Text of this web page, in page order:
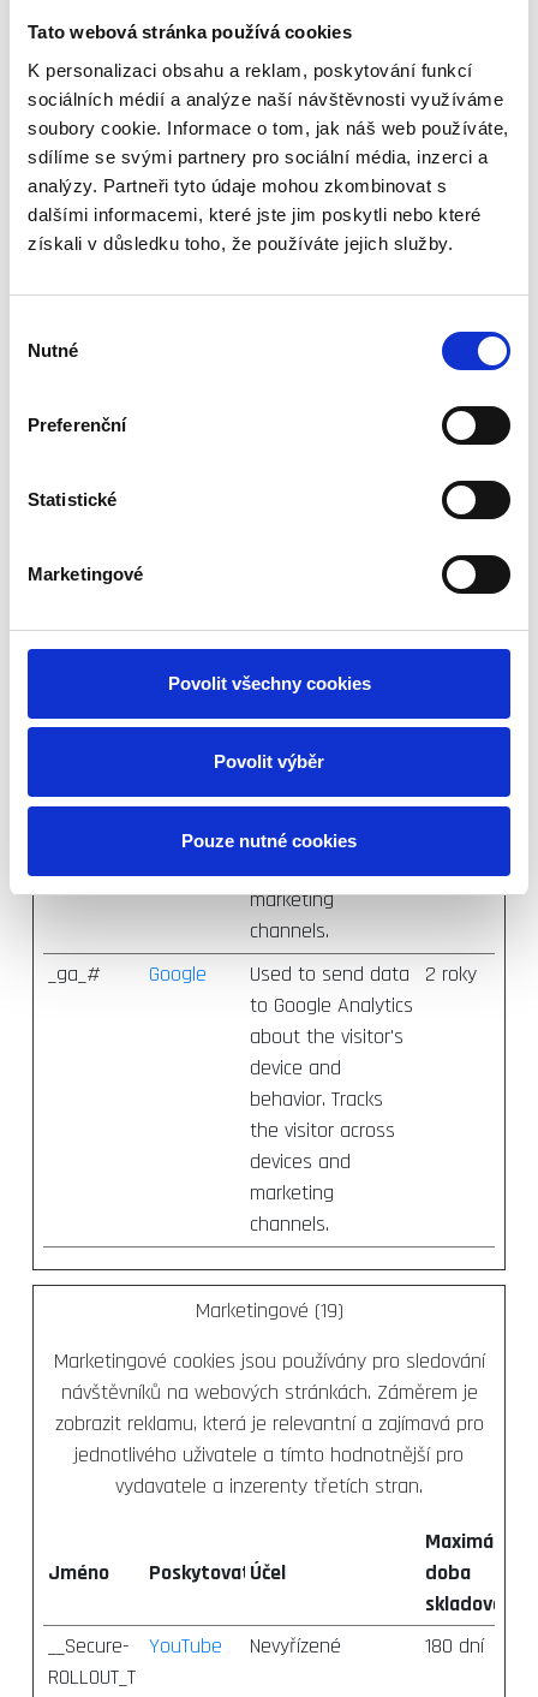
Tato webová stránka používá cookies
K personalizaci obsahu a reklam, poskytování funkcí
sociálních médií a analýze naší návštěvnosti využíváme
soubory cookie. Informace o tom, jak náš web používáte,
sdílíme se svými partnery pro sociální média, inzerci a
analýzy. Partneři tyto údaje mohou zkombinovat s
dalšími informacemi, které jste jim poskytli nebo které
získali v důsledku toho, že používáte jejich služby.
souhlasu
Nutné
Preferenční
Statistické
Marketingové
Povolit všechny cookies
Povolit výběr
Pouze nutné cookies
1
app.rentsp
ot.cloud
This cookie is used
in conjunction with
the payment
window - The
cookie is necessary
for making secure
transactions on
the website.
Relace
Statistické cookies pomáhají majitelům webových
webové stránky. Anonymně sbírají a sdělují
Maximální
skladování
Google
Used to send data
to Google Analytics
device and
behavior. Tracks
the visitor across
marketing
channels.
_ga_# Google
Used to send data
to Google Analytics
about the visitor's
device and
behavior. Tracks
the visitor across
devices and
marketing
channels.
2 roky
Marketingové (19)
Marketingové cookies jsou používány pro sledování
návštěvníků na webových stránkách. Záměrem je
zobrazit reklamu, která je relevantní a zajímavá pro
jednotlivého uživatele a tímto hodnotnější pro
vydavatele a inzerenty třetích stran.
Jméno PoskytovatelÚčel
Maximální
doba
skladování
__Secure-
ROLLOUT_T
YouTube Nevyřízené 180 dní